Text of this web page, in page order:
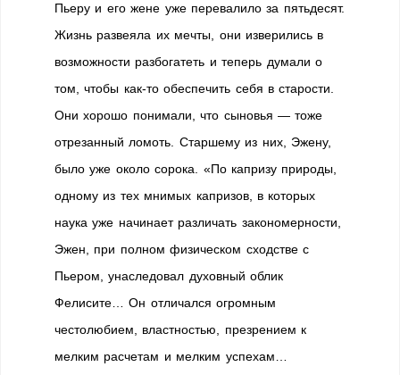
Пьеру и его жене уже перевалило за пятьдесят.
Жизнь развеяла их мечты, они изверились в
возможности разбогатеть и теперь думали о
том, чтобы как-то обеспечить себя в старости.
Они хорошо понимали, что сыновья — тоже
отрезанный ломоть. Старшему из них, Эжену,
было уже около сорока. «По капризу природы,
одному из тех мнимых капризов, в которых
наука уже начинает различать закономерности,
Эжен, при полном физическом сходстве с
Пьером, унаследовал духовный облик
Фелисите… Он отличался огромным
честолюбием, властностью, презрением к
мелким расчетам и мелким успехам…